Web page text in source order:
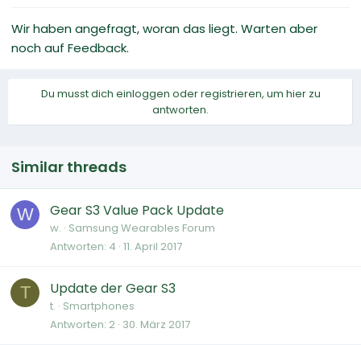
Wir haben angefragt, woran das liegt. Warten aber
noch auf Feedback.
Du musst dich einloggen oder registrieren, um hier zu
antworten.
Similar threads
W Gear S3 Value Pack Update
w. Samsung Wearables Forum
Antworten 4 11. April 2017
T Update der Gear S3
t. Smartphones
Antworten 2 30. März 2017